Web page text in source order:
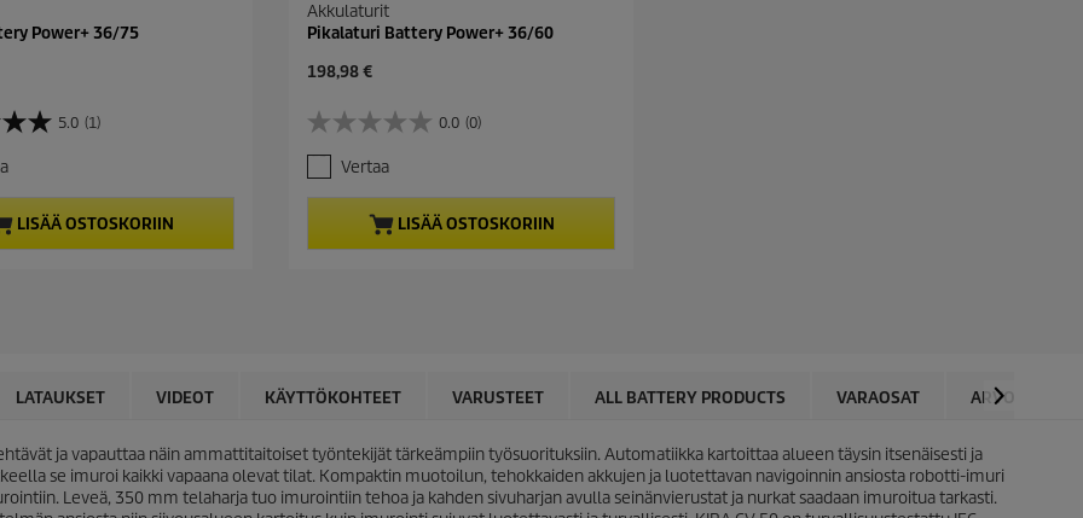
Power+ 36/75
5.0 (1)
LISÄÄ OSTOSKORIIN
Akkulaturit
Pikalaturi Battery Power+ 36/60
C
r
e
n
t
r
r
e
198,98 €
0.0 (0)
0
.
0
/
Vertaa
LISÄÄ OSTOSKORIIN
LATAUKSET VIDEOT KÄYTTÖKOHTEET VARUSTEET ALL BATTERY PRODUCTS VARAOSAT ARVOSTELUT
ja vapauttaa näin ammattitaitoiset työntekijät tärkeämpiin työsuorituksiin. Automatiikka kartoittaa alueen täysin itsenäisesti ja
se imuroi kaikki vapaana olevat tilat. Kompaktin muotoilun, tehokkaiden akkujen ja luotettavan navigoinnin ansiosta robotti-imuri
Leveä, 350 mm telaharja tuo imurointiin tehoa ja kahden sivuharjan avulla seinänvierustat ja nurkat saadaan imuroitua tarkasti.